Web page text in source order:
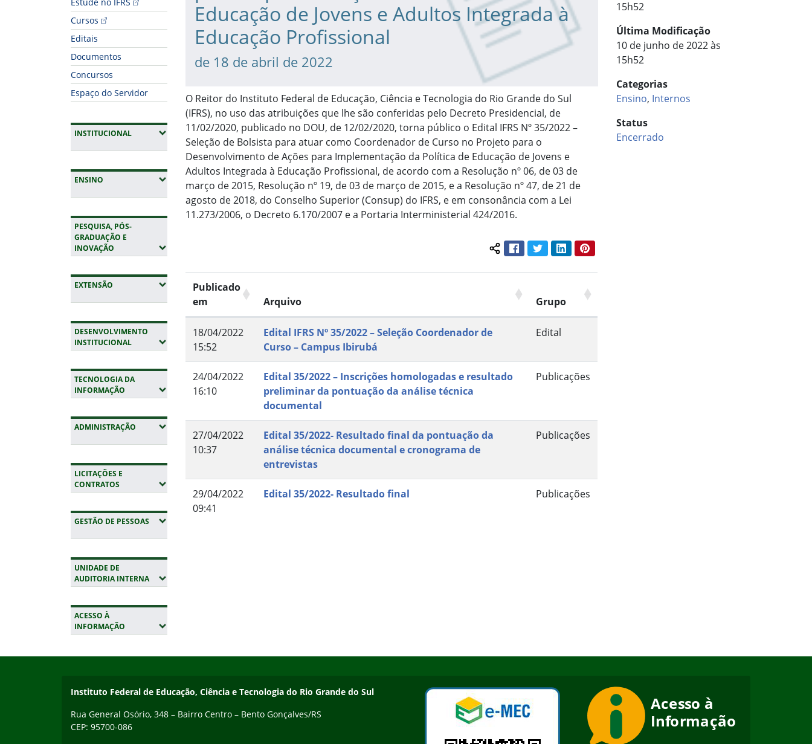
Cursos
Editais
Documentos
Concursos
Espaço do Servidor
INSTITUCIONAL(EXPANDIR SUBMENUS)
ENSINO (EXPANDIR SUBMENUS)
PESQUISA, PÓS-
GRADUAÇÃO E
INOVAÇÃO (EXPANDIR SUBMENUS)
EXTENSÃO (EXPANDIR SUBMENUS)
DESENVOLVIMENTO
INSTITUCIONAL(EXPANDIR SUBMENUS)
TECNOLOGIA DA
INFORMAÇÃO (EXPANDIR SUBMENUS)
ADMINISTRAÇÃO (EXPANDIR SUBMENUS)
LICITAÇÕES E
CONTRATOS (EXPANDIR SUBMENUS)
GESTÃO DE PESSOAS (EXPANDIR SUBMENUS)
UNIDADE DE
AUDITORIA INTERNA(EXPANDIR SUBMENUS)
ACESSO À
INFORMAÇÃO (EXPANDIR SUBMENUS)
Educação de Jovens e Adultos Integrada à
Educação Profissional
de 18 de abril de 2022
O Reitor do Instituto Federal de Educação, Ciência e Tecnologia do Rio Grande do Sul
(IFRS), no uso das atribuições que lhe são conferidas pelo Decreto Presidencial, de
11/02/2020, publicado no DOU, de 12/02/2020, torna público o Edital IFRS Nº 35/2022 –
Seleção de Bolsista para atuar como Coordenador de Curso no Projeto para o
Desenvolvimento de Ações para Implementação da Política de Educação de Jovens e
Adultos Integrada à Educação Profissional, de acordo com a Resolução nº 06, de 03 de
março de 2015, Resolução nº 19, de 03 de março de 2015, e a Resolução nº 47, de 21 de
agosto de 2018, do Conselho Superior (Consup) do IFRS, e em consonância com a Lei
11.273/2006, o Decreto 6.170/2007 e a Portaria Interministerial 424/2016.
Compartilhar conteúdo:
FacebookTwitterLinkedInPinterest
Publicado
em
Arquivo Grupo
18/04/2022
15:52
Edital IFRS Nº 35/2022 – Seleção Coordenador de
Curso – Campus Ibirubá
Edital
24/04/2022
16:10
Edital 35/2022 – Inscrições homologadas e resultado
preliminar da pontuação da análise técnica
documental
Publicações
27/04/2022
10:37
Edital 35/2022- Resultado final da pontuação da
análise técnica documental e cronograma de
entrevistas
Publicações
29/04/2022
09:41
Edital 35/2022- Resultado final Publicações
15h52
Última Modificação
10 de junho de 2022 às
15h52
Categorias
Ensino, Internos
Status
Encerrado
Contato
Instituto Federal de Educação, Ciência e Tecnologia do Rio Grande do Sul
Rua General Osório, 348 – Bairro Centro – Bento Gonçalves/RS
CEP: 95700-086